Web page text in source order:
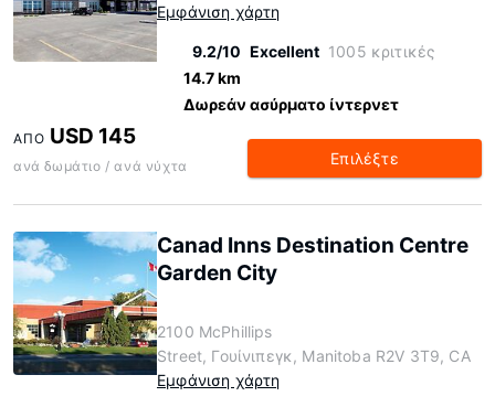
Εμφάνιση χάρτη
9.2/10 Excellent 1005 κριτικές
14.7 km
Δωρεάν ασύρματο ίντερνετ
ΑΠΌ USD 145
ανά δωμάτιο / ανά νύχτα Επιλέξτε
Canad Inns Destination Centre
Garden City
2100 McPhillips
Street, Γουίνιπεγκ, Manitoba R2V 3T9, CA
Εμφάνιση χάρτη